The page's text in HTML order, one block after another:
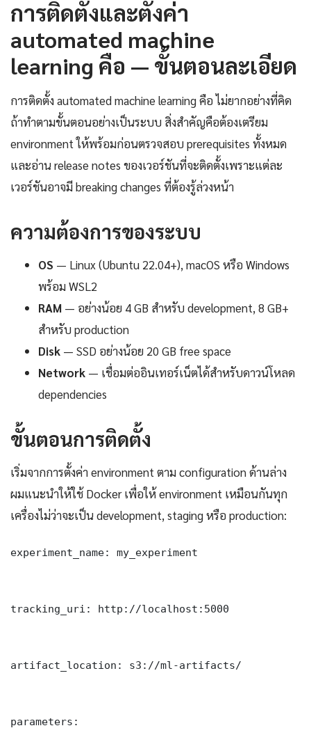
การติดตั้งและตั้งค่า
automated machine
learning คือ — ขั้นตอนละเอียด
การติดตั้ง automated machine learning คือ ไม่ยากอย่างที่คิด
ถ้าทำตามขั้นตอนอย่างเป็นระบบ สิ่งสำคัญคือต้องเตรียม
environment ให้พร้อมก่อนตรวจสอบ prerequisites ทั้งหมด
และอ่าน release notes ของเวอร์ชันที่จะติดตั้งเพราะแต่ละ
เวอร์ชันอาจมี breaking changes ที่ต้องรู้ล่วงหน้า
ความต้องการของระบบ
OS — Linux (Ubuntu 22.04+), macOS หรือ Windows
พร้อม WSL2
RAM — อย่างน้อย 4 GB สำหรับ development, 8 GB+
สำหรับ production
Disk — SSD อย่างน้อย 20 GB free space
Network — เชื่อมต่ออินเทอร์เน็ตได้สำหรับดาวน์โหลด
dependencies
ขั้นตอนการติดตั้ง
เริ่มจากการตั้งค่า environment ตาม configuration ด้านล่าง
ผมแนะนำให้ใช้ Docker เพื่อให้ environment เหมือนกันทุก
เครื่องไม่ว่าจะเป็น development, staging หรือ production:
experiment_name: my_experiment
tracking_uri: http://localhost:5000
artifact_location: s3://ml-artifacts/
parameters: